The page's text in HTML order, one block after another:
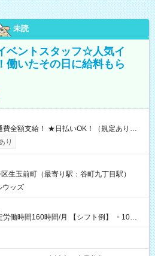
未読
ベントスタッフ☆人気イ
働いたその日に給料もら
GET♪ お仕事後はコンビニATMから 日払
り
生玉前町（最寄り駅：谷町九丁目駅）
ウッズ
時間/月 【シフト例】 ・10：